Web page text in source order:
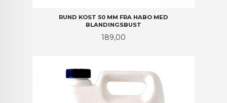
RUND KOST 50 MM FRA HABO MED
BLANDINGSBUST
Pris
189,00